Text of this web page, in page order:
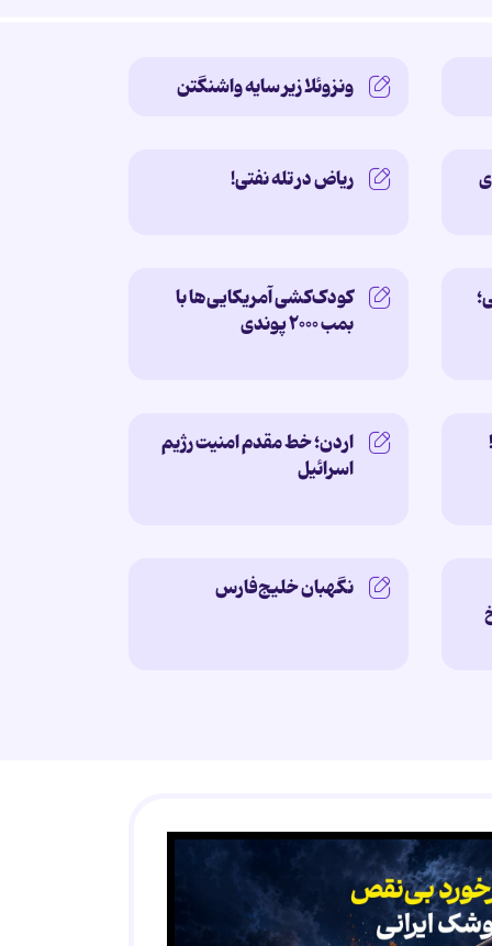
ونزوئلا زیر سایه‌ واشنگتن
ریاض در تله نفتی!
کودک‌کشی آمریکایی‌ها با
بمب ۲۰۰۰ پوندی
اردن؛ خط مقدم امنیت رژیم
اسرائیل
نگهبان خلیج‌فارس